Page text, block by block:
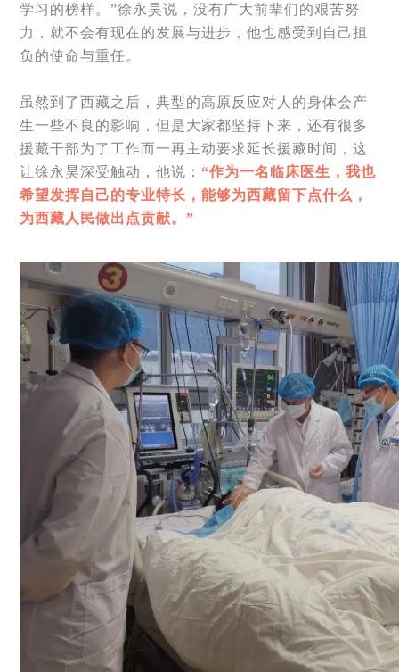
学习的榜样。”徐永昊说，没有广大前辈们的艰苦努
力，就不会有现在的发展与进步，他也感受到自己担
负的使命与重任。
虽然到了西藏之后，典型的高原反应对人的身体会产
生一些不良的影响，但是大家都坚持下来，还有很多
援藏干部为了工作而一再主动要求延长援藏时间，这
让徐永昊深受触动，他说：“作为一名临床医生，我也
希望发挥自己的专业特长，能够为西藏留下点什么，
为西藏人民做出点贡献。”